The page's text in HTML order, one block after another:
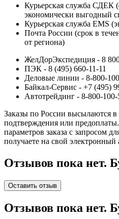
Курьерская служба СДЕК
экономически выгодный
Курьерская служба EMS
Почта России (срок в
от региона)
ЖелДорЭкспедиция - 8
ПЭК - 8 (495) 660-11-11
Деловые линии - 8-800-
Байкал-Сервис - +7 (495)
Автотрейдинг - 8-800-100-
Заказы по России высылаются в
подтверждения или предоплаты.
параметров заказа с запросом
получаете на свой электронный
Отзывов пока нет.
Оставить отзыв
Отзывов пока нет.